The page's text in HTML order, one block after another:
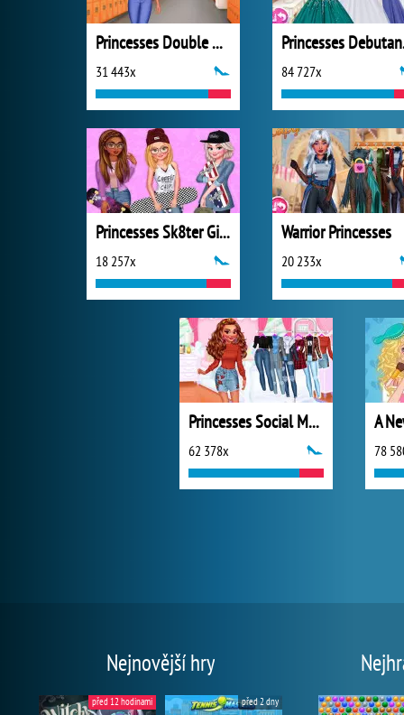
Princesses Double Date
31 443x 84 727x
Princesses Sk8ter Girls
18 257x
Warrior Princesses
20 233x
Princesses Social Media Stars
62 378x 78
Nejnovější hry
před 12 hodinami před 2 dny